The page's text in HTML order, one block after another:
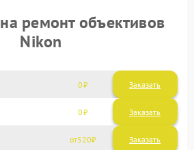
ремонт объективов
Nikon
0 Заказать
0 Заказать
520